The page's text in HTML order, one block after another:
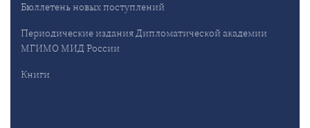
Бюллетень новых поступлений
Периодические издания Дипломатической академии
МГИМО МИД России
Книги